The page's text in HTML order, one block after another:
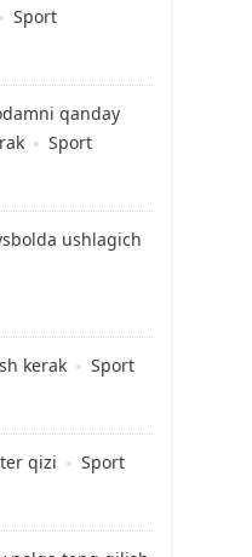
Sport
qanday
Sport
ushlagich
kerak Sport
qizi Sport